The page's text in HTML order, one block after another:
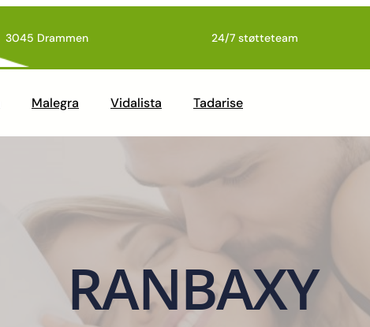
3045 Drammen 24/7 støtteteam
Malegra Vidalista Tadarise
RANBAXY